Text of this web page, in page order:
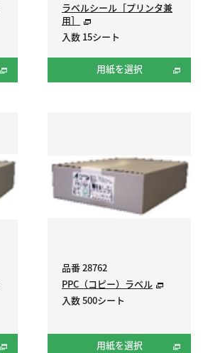
ラベルシール［プリンタ兼
用］
入数 15シート
用紙を選択
品番 28762
PPC（コピー）ラベル
入数 500シート
用紙を選択